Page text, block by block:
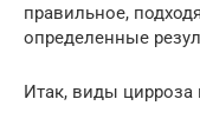
правильное,
определенные
Итак, виды цирроза